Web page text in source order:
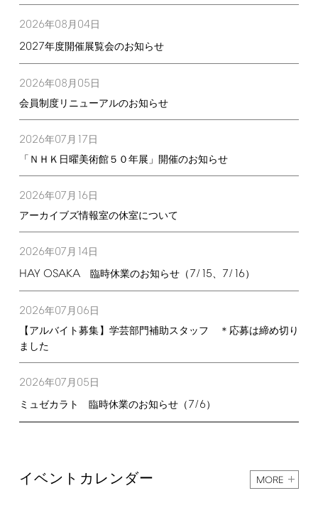
2026年08月 04日
2027年度開催展覧会のお知らせ
2026年08月 05日
会員制度リニューアルのお知らせ
2026年07月 17日
「ＮＨＫ日曜美術館５０年展」開催のお知らせ
2026年07月 16日
アーカイブズ情報室の休室について
2026年07月 14日
HAY OSAKA臨時休業のお知らせ（7/15、 7/16）
2026年07月 06日
【アルバイト募集】学芸部門補助スタッフ ＊応募は締め切り
ました
2026年07月 05日
ミュゼカラト 臨時休業のお知らせ（7/6）
イベントカレンダー MORE